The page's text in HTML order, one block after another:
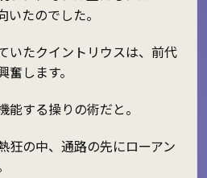
たのでした。
いたクイントリウスは、前代
します。
する操りの術だと。
狂の中、通路の先にローアン